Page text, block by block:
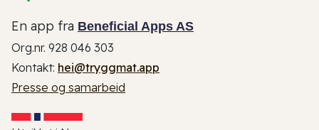
En app fra Beneficial Apps AS
Org.nr. 928 046 303
Kontakt: hei@tryggmat.app
Presse og samarbeid